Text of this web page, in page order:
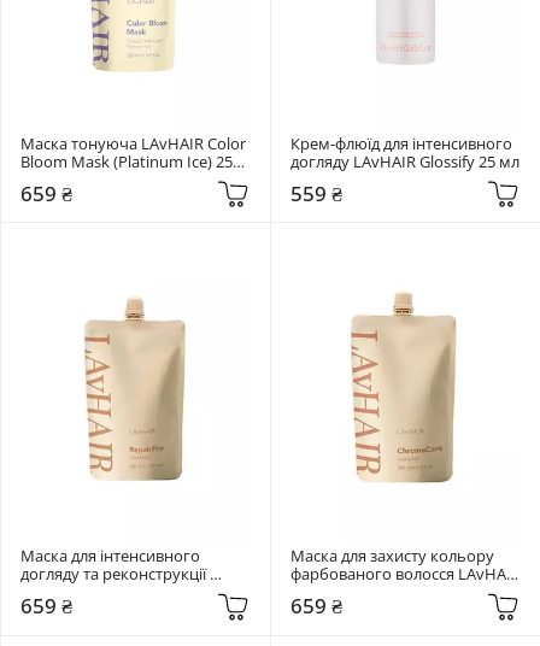
Маска тонуюча LAvHAIR Color
Bloom Mask (Platinum Ice) 250
659 ₴
Крем-флюїд для інтенсивного
догляду LAvHAIR Glossify 25 мл
559 ₴
Маска для інтенсивного
догляду та реконструкції
LAvHAIR RepairPro 250 мл
659 ₴
Маска для захисту кольору
фарбованого волосся LAvHAIR
659 ₴